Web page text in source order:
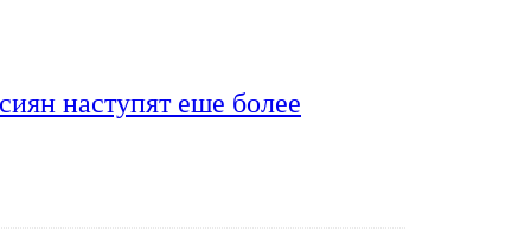
наступят еше более